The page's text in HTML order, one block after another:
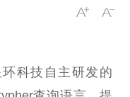
环科技自主研发的